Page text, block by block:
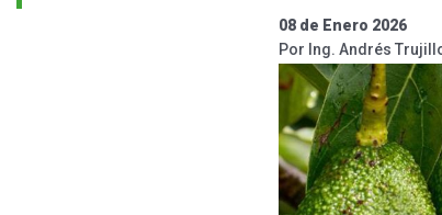
08 de Enero 2026
Por Ing. Andrés